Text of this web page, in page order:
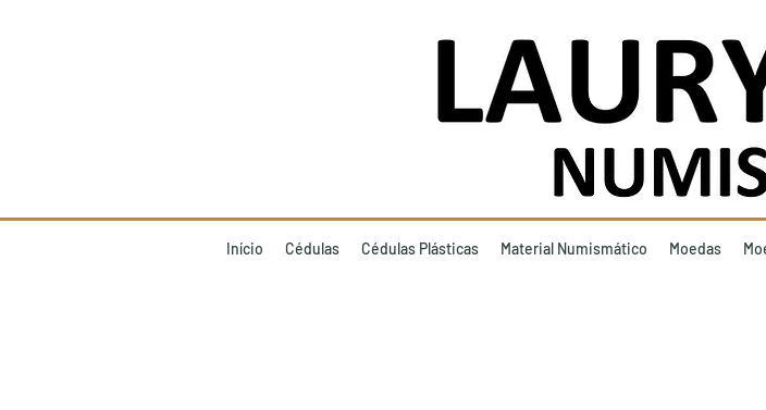
Início Cédulas Cédulas Plásticas Material Numismático Moedas